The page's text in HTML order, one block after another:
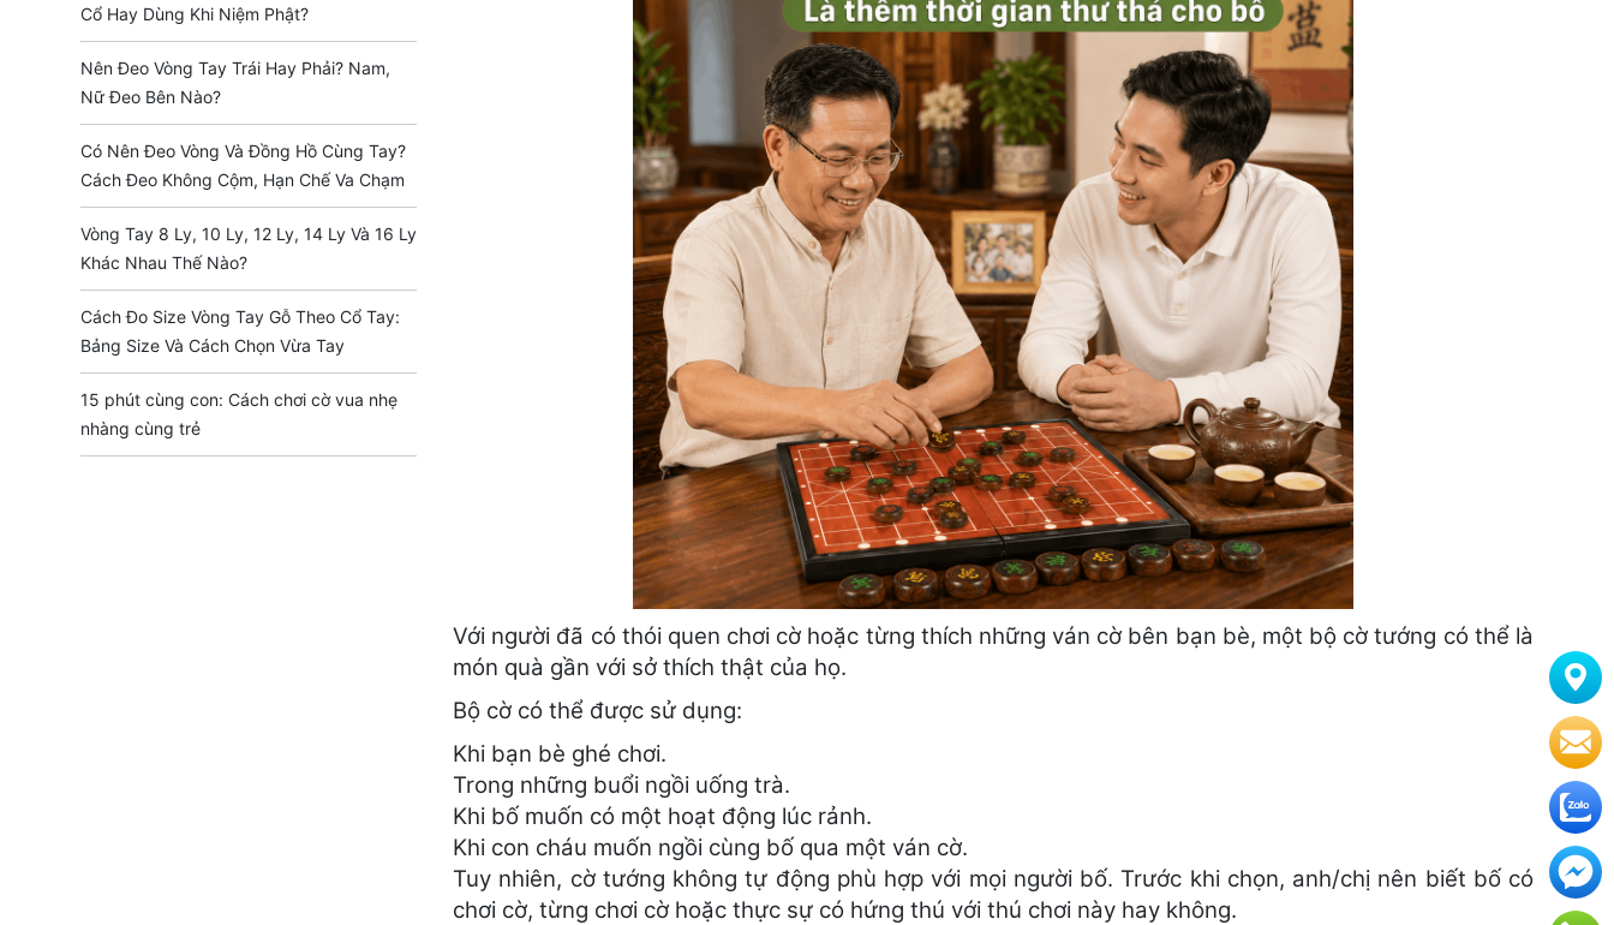
Cổ Hay Dùng Khi Niệm Phật?
Nên Đeo Vòng Tay Trái Hay Phải? Nam,
Nữ Đeo Bên Nào?
Có Nên Đeo Vòng Và Đồng Hồ Cùng Tay?
Cách Đeo Không Cộm, Hạn Chế Va Chạm
Vòng Tay 8 Ly, 10 Ly, 12 Ly, 14 Ly Và 16 Ly
Khác Nhau Thế Nào?
Cách Đo Size Vòng Tay Gỗ Theo Cổ Tay:
Bảng Size Và Cách Chọn Vừa Tay
15 phút cùng con: Cách chơi cờ vua nhẹ
nhàng cùng trẻ
Với người đã có thói quen chơi cờ hoặc từng thích những ván cờ bên bạn bè, một bộ cờ tướng có thể là
món quà gần với sở thích thật của họ.
Bộ cờ có thể được sử dụng:
Khi bạn bè ghé chơi.
Trong những buổi ngồi uống trà.
Khi bố muốn có một hoạt động lúc rảnh.
Khi con cháu muốn ngồi cùng bố qua một ván cờ.
Tuy nhiên, cờ tướng không tự động phù hợp với mọi người bố. Trước khi chọn, anh/chị nên biết bố có
chơi cờ, từng chơi cờ hoặc thực sự có hứng thú với thú chơi này hay không.